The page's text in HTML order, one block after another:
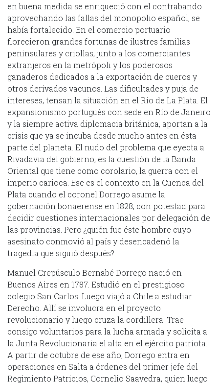
en buena medida se enriqueció con el contrabando
aprovechando las fallas del monopolio español, se
había fortalecido. En el comercio portuario
florecieron grandes fortunas de ilustres familias
peninsulares y criollas, junto a los comerciantes
extranjeros en la metrópoli y los poderosos
ganaderos dedicados a la exportación de cueros y
otros derivados vacunos. Las dificultades y puja de
intereses, tensan la situación en el Río de La Plata. El
expansionismo portugués con sede en Río de Janeiro
y la siempre activa diplomacia británica, aportan a la
crisis que ya se incuba desde mucho antes en ésta
parte del planeta. El nudo del problema que eyecta a
Rivadavia del gobierno, es la cuestión de la Banda
Oriental que tiene como corolario, la guerra con el
imperio carioca. Ese es el contexto en la Cuenca del
Plata cuando el coronel Dorrego asume la
gobernación bonaerense en 1828, con potestad para
decidir cuestiones internacionales por delegación de
las provincias. Pero ¿quién fue éste hombre cuyo
asesinato conmovió al país y desencadenó la
tragedia que siguió después?
Manuel Crepúsculo Bernabé Dorrego nació en
Buenos Aires en 1787. Estudió en el prestigioso
colegio San Carlos. Luego viajó a Chile a estudiar
Derecho. Allí se involucra en el proyecto
revolucionario y luego cruza la cordillera. Trae
consigo voluntarios para la lucha armada y solicita a
la Junta Revolucionaria el alta en el ejército patriota.
A partir de octubre de ese año, Dorrego entra en
operaciones en Salta a órdenes del primer jefe del
Regimiento Patricios, Cornelio Saavedra, quien luego